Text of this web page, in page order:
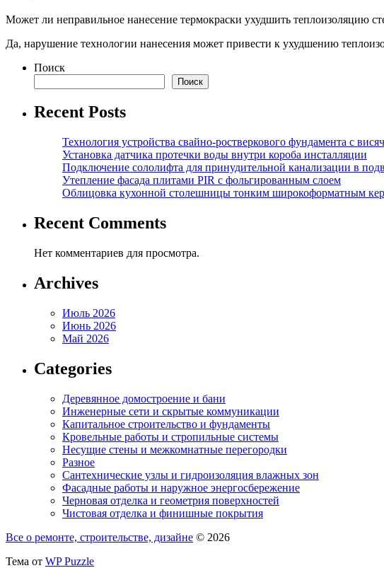
Может ли неправильное нанесение термокраски ухудшить теплоизоляцию
Да, нарушение технологии нанесения может привести к ухудшению
Поиск
Поиск
Recent Posts
Технология устройства свайно-ростверкового фундамента с
Установка датчика протечки воды внутри короба инсталляции
Подключение сололифта для принудительной канализации в
Утепление фасада плитами PIR с фольгированным слоем
Облицовка кухонной столешницы тонким широкоформатным
Recent Comments
Нет комментариев для просмотра.
Archives
Июль 2026
Июнь 2026
Май 2026
Categories
Деревянное домостроение и бани
Инженерные сети и скрытые коммуникации
Капитальное строительство и фундаменты
Кровельные работы и стропильные системы
Несущие стены и межкомнатные перегородки
Разное
Сантехнические узлы и гидроизоляция влажных зон
Фасадные работы и наружное энергосбережение
Черновая отделка и геометрия поверхностей
Чистовая отделка и финишные покрытия
Все о ремонте, строительстве, дизайне © 2026
Тема от WP Puzzle